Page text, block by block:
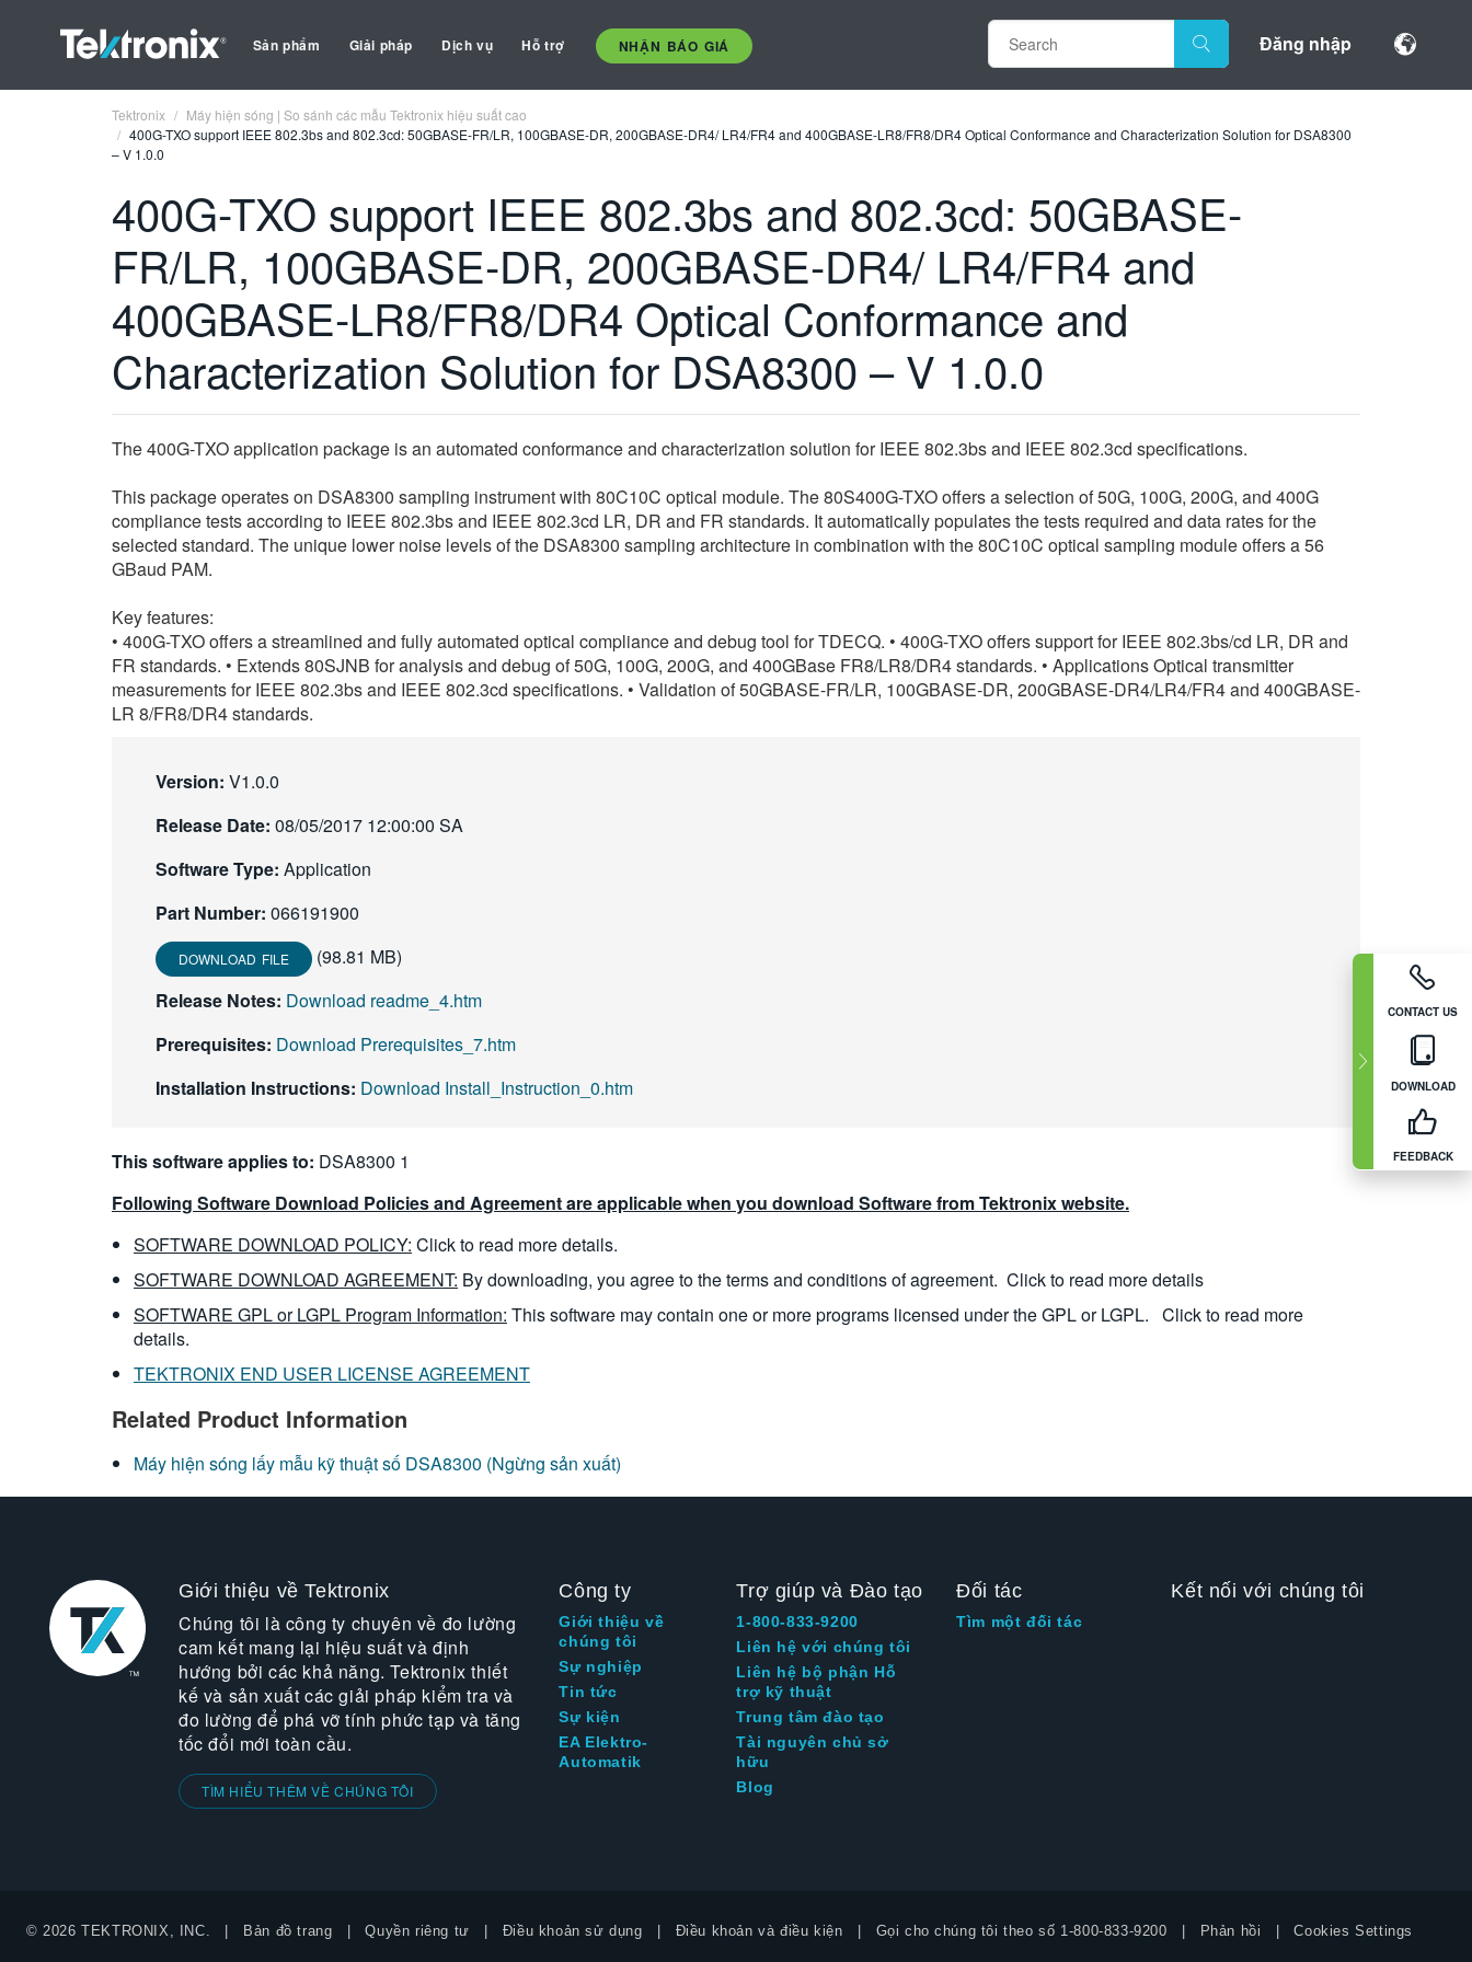
Sản phẩm Giải pháp Dịch vụ Hỗ trợ NHẬN BÁO GIÁ Đăng nhập
CONTACT US
DOWNLOAD
FEEDBACK
Tektronix
Máy hiện sóng | So sánh các mẫu Tektronix hiệu suất cao
400G-TXO support IEEE 802.3bs and 802.3cd: 50GBASE-FR/LR, 100GBASE-DR, 200GBASE-DR4/ LR4/FR4 and 400GBASE-LR8/FR8/DR4 Optical Conformance and Characterization Solution for DSA8300
– V 1.0.0
400G-TXO support IEEE 802.3bs and 802.3cd: 50GBASE-
FR/LR, 100GBASE-DR, 200GBASE-DR4/ LR4/FR4 and
400GBASE-LR8/FR8/DR4 Optical Conformance and
Characterization Solution for DSA8300 – V 1.0.0
The 400G-TXO application package is an automated conformance and characterization solution for IEEE 802.3bs and IEEE 802.3cd specifications.
This package operates on DSA8300 sampling instrument with 80C10C optical module. The 80S400G-TXO offers a selection of 50G, 100G, 200G, and 400G
compliance tests according to IEEE 802.3bs and IEEE 802.3cd LR, DR and FR standards. It automatically populates the tests required and data rates for the
selected standard. The unique lower noise levels of the DSA8300 sampling architecture in combination with the 80C10C optical sampling module offers a 56
GBaud PAM.
Key features:
• 400G-TXO offers a streamlined and fully automated optical compliance and debug tool for TDECQ. • 400G-TXO offers support for IEEE 802.3bs/cd LR, DR and
FR standards. • Extends 80SJNB for analysis and debug of 50G, 100G, 200G, and 400GBase FR8/LR8/DR4 standards. • Applications Optical transmitter
measurements for IEEE 802.3bs and IEEE 802.3cd specifications. • Validation of 50GBASE-FR/LR, 100GBASE-DR, 200GBASE-DR4/LR4/FR4 and 400GBASE-
LR 8/FR8/DR4 standards.
Version: V1.0.0
Release Date: 08/05/2017 12:00:00 SA
Software Type: Application
Part Number: 066191900
DOWNLOAD FILE
(98.81 MB)
Release Notes: Download readme_4.htm
Prerequisites: Download Prerequisites_7.htm
Installation Instructions: Download Install_Instruction_0.htm
This software applies to: DSA8300 1
Following Software Download Policies and Agreement are applicable when you download Software from Tektronix website.
SOFTWARE DOWNLOAD POLICY: Click to read more details.
SOFTWARE DOWNLOAD AGREEMENT: By downloading, you agree to the terms and conditions of agreement. Click to read more details
SOFTWARE GPL or LGPL Program Information: This software may contain one or more programs licensed under the GPL or LGPL. Click to read more
details.
TEKTRONIX END USER LICENSE AGREEMENT
Related Product Information
Máy hiện sóng lấy mẫu kỹ thuật số DSA8300 (Ngừng sản xuất)
Giới thiệu về Tektronix
Chúng tôi là công ty chuyên về đo lường
cam kết mang lại hiệu suất và định
hướng bởi các khả năng. Tektronix thiết
kế và sản xuất các giải pháp kiểm tra và
đo lường để phá vỡ tính phức tạp và tăng
tốc đổi mới toàn cầu.
TÌM HIỂU THÊM VỀ CHÚNG TÔI
Công ty
Giới thiệu về
chúng tôi
Sự nghiệp
Tin tức
Sự kiện
EA Elektro-
Automatik
Trợ giúp và Đào tạo
1-800-833-9200
Liên hệ với chúng tôi
Liên hệ bộ phận Hỗ
trợ kỹ thuật
Trung tâm đào tạo
Tài nguyên chủ sở
hữu
Blog
Đối tác
Tìm một đối tác
Kết nối với chúng tôi
© 2026 TEKTRONIX, INC. Bản đồ trang Quyền riêng tư Điều khoản sử dụng Điều khoản và điều kiện Gọi cho chúng tôi theo số 1-800-833-9200 Phản hồi Cookies Settings